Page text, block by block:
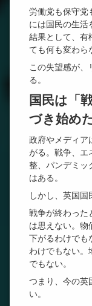
労働党も保守党
には国民の生活
結果として、有
ても何も変わら
この失望感が、
る。
国民は「
づき始め
政府やメディア
がる。戦争、エ
整、パンデミッ
はある。
しかし、英国国
戦争が終わった
は思えない。物
下がるわけでも
わけでもない。
でもない。
つまり、今の英
い。